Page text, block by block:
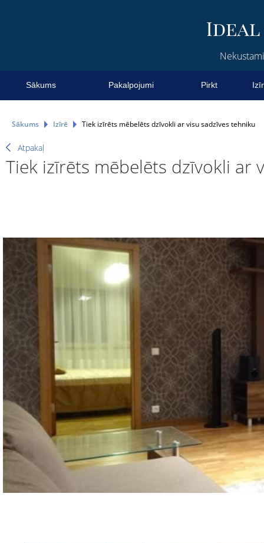
Sākums Pakalpojumi Pirkt
Sākums Izīrē Tiek izīrēts mēbelēts dzīvokli ar visu sadzīves tehniku
Atpakaļ
Tiek izīrēts mēbelēts dzīvokli ar